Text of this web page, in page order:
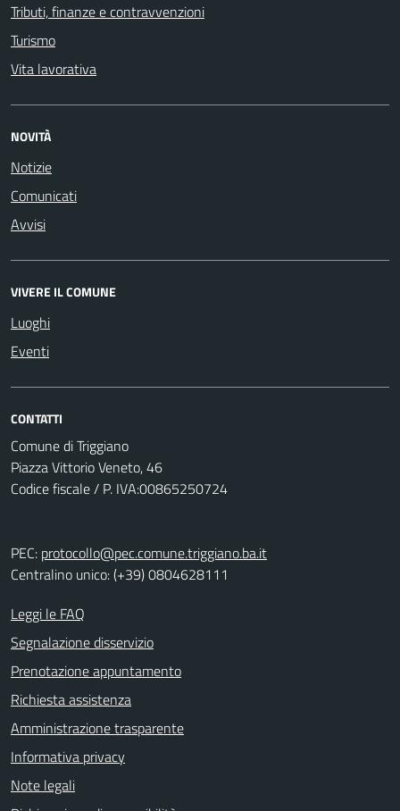
Tributi, finanze e contravvenzioni
Turismo
Vita lavorativa
NOVITÀ
Notizie
Comunicati
Avvisi
VIVERE IL COMUNE
Luoghi
Eventi
CONTATTI
Comune di Triggiano
Piazza Vittorio Veneto, 46
Codice fiscale / P. IVA:00865250724
PEC: protocollo@pec.comune.triggiano.ba.it
Centralino unico: (+39) 0804628111
Leggi le FAQ
Segnalazione disservizio
Prenotazione appuntamento
Richiesta assistenza
Amministrazione trasparente
Informativa privacy
Note legali